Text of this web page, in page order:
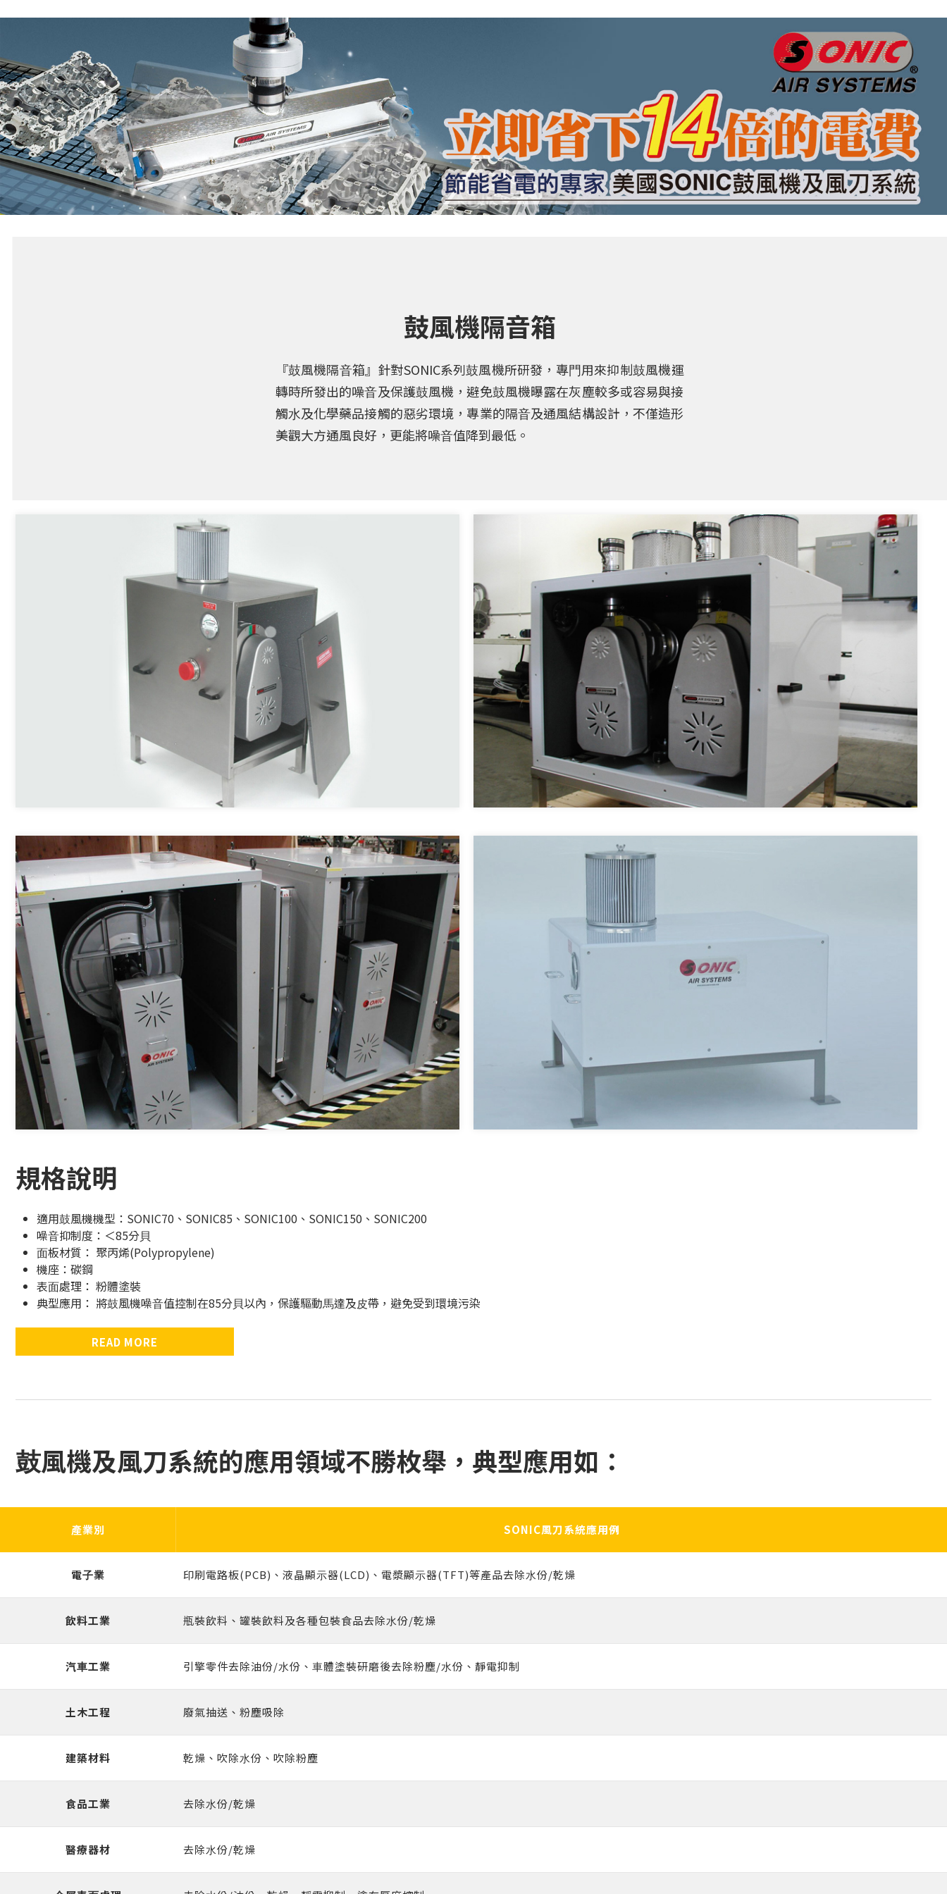
鼓風機隔音箱
『⿎風機隔⾳箱』針對SONIC系列⿎風機所研發，專⾨⽤來抑制⿎風機運
轉時所發出的噪⾳及保護⿎風機，避免⿎風機曝露在灰塵較多或容易與接
觸⽔及化學藥品接觸的惡劣環境，專業的隔⾳及通風結構設計，不僅造形
美觀⼤⽅通風良好，更能將噪⾳值降到最低。
規格說明
適⽤⿎風機機型：SONIC70、SONIC85、SONIC100、SONIC150、SONIC200
噪⾳抑制度：＜85分⾙
⾯板材質： 聚丙烯(Polypropylene)
機座：碳鋼
表⾯處理： 粉體塗裝
典型應⽤： 將⿎風機噪⾳值控制在85分⾙以內，保護驅動⾺達及⽪帶，避免受到環境污染
READ MORE
⿎風機及風刀系統的應⽤領域不勝枚舉，典型應⽤如：
產業別 SONIC風刀系統應用例
電⼦業 印刷電路板(PCB)、液晶顯⽰器(LCD)、電漿顯⽰器(TFT)等產品去除⽔份/乾燥
飲料⼯業 瓶裝飲料、罐裝飲料及各種包裝食品去除⽔份/乾燥
汽⾞⼯業 引擎零件去除油份/⽔份、⾞體塗裝研磨後去除粉塵/⽔份、靜電抑制
土木⼯程 廢氣抽送、粉塵吸除
建築材料 乾燥、吹除⽔份、吹除粉塵
食品⼯業 去除⽔份/乾燥
醫療器材 去除⽔份/乾燥
『風刀固定托架』針對SONIC 全系列風刀及噴嘴的安
裝所研發，可快速進行調整風刀或噴嘴的出風方向，
方便工作人員依照生產不同的產品時將風刀或噴嘴調
整至適當位置。
客製化的專業設計，整合風刀、歧管及排水功
能，於鼓風機吹乾作業時，吹除的水不會飛濺
於作業環境中，全不銹鋼材質，符合食品廠衛
生級要求。
鼓風機風刀系統配管工程，將氣源一分為二時使用。
內外表面拋光處理，表面光滑壓損低。
不銹鋼材質耐用度高，內外表面拋光處理，表
面光滑壓損低。
不銹鋼材質耐用度高，內外表面拋光處理，表
面光滑壓損低。
『橡膠套管及管束』為SONIC公司研發的配管
零件，為鼓風機風刀系統提供一種全新的管路
銜接方式，只要一支螺絲起子就能夠輕鬆地組
立管路，完全不用焊接。
SONIC同軸式HEPA/ULPA 過濾器，是全世界唯
一安裝在鼓風機出口側的過濾器，為您提供
100%的潔淨空氣，適用於半導體產業及醫療生
技產業等高品質要求作業環境。
蝶閥表面光滑壓損低，特殊設計的旋轉機構，無段調
整風量大小，風量調整不費力。
濾材更換警示計，適時提醒您保養或更換時
間，避免髒污的氣源污染您的產品及損壞鼓風
機。
本產品針對SONIC全系列鼓風機所研發，專門用來過
濾進氣源，確保氣體潔淨度，及避免鼓風機吸入異物
導致鼓風機零件損壞。